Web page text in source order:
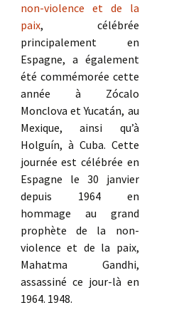
non-violence et de la
paix, célébrée
principalement en
Espagne, a également
été commémorée cette
année à Zócalo
Monclova et Yucatán, au
Mexique, ainsi qu’à
Holguín, à Cuba. Cette
journée est célébrée en
Espagne le 30 janvier
depuis 1964 en
hommage au grand
prophète de la non-
violence et de la paix,
Mahatma Gandhi,
assassiné ce jour-là en
1964. 1948.